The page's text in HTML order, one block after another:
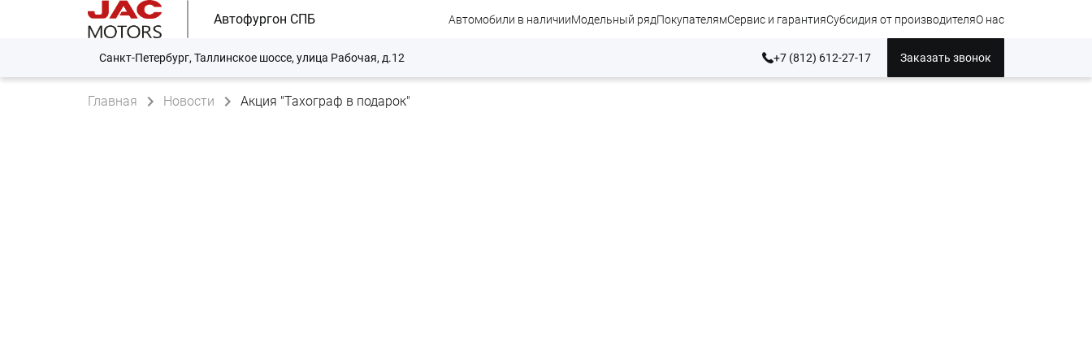
Автофургон СПБ Автомобили в наличииМодельный рядПокупателямСервис и гарантияСубсидия от производителяО нас
Санкт-Петербург, Таллинское шоссе, улица Рабочая, д.12 +7 (812) 612-27-17 Заказать звонок
Главная Новости Акция "Тахограф в подарок"